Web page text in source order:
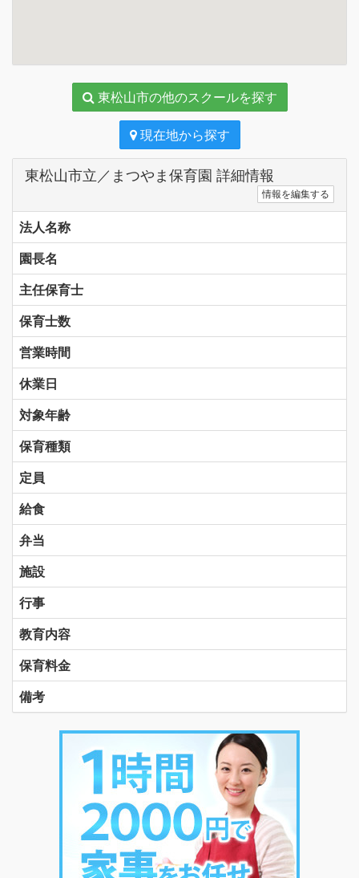
東松山市の他のスクールを探す
現在地から探す
東松山市立／まつやま保育園 詳細情報
情報を編集する
法人名称
園長名
主任保育士
保育士数
営業時間
休業日
対象年齢
保育種類
定員
給食
弁当
施設
行事
教育内容
保育料金
備考